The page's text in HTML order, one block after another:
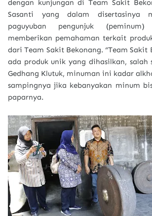
dengan kunjungan di Team Sakit
Sasanti yang dalam disertasinya
paguyuban pengunjuk
memberikan pemahaman terkait
dari Team Sakit Bekonang. “Team Sakit
ada produk unik yang dihasilkan, salah
Gedhang Klutuk, minuman ini kadar
sampingnya jika kebanyakan minum
paparnya.